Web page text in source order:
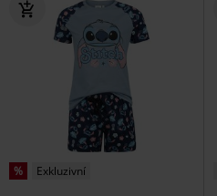
% Exkluzivní